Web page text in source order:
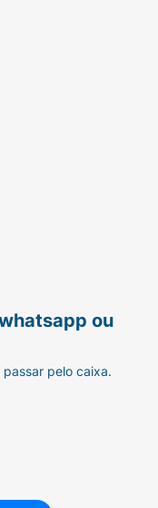
ou
pelo caixa.